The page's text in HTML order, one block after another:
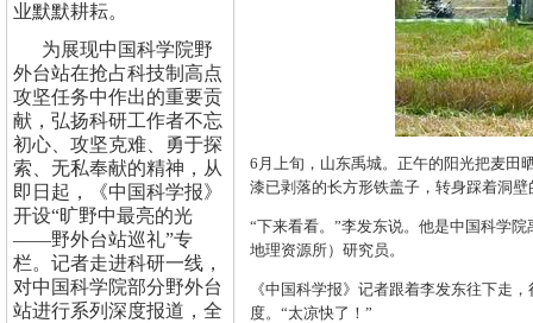
6月上旬，山东禹城。正午的阳光把麦田
漆已剥落的长方形铁盖子，转身踩着洞
“下来看看。”李发东说。他是中国科学
地理资源所）研究员。
《中国科学报》记者跟着李发东往下走
度。“太凉快了！”
业默默耕耘。
为展现中国科学院野
外台站在抢占科技制高点
攻坚任务中作出的重要贡
献，弘扬科研工作者不忘
初心、攻坚克难、勇于探
索、无私奉献的精神，从
即日起，《中国科学报》
开设“旷野中最亮的光
——野外台站巡礼”专
栏。记者走进科研一线，
对中国科学院部分野外台
站进行系列深度报道，全